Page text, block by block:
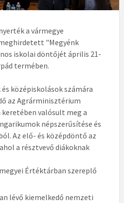
a vármegye
"Megyénk
iskolai döntőjét április 21-
termében.
középiskolások számára
az Agrárminisztérium
valósult meg a
népszerűsítése és
Az elő- és középdöntő az
a résztvevő diákoknak
Értéktárban szereplő
lévő kiemelkedő nemzeti